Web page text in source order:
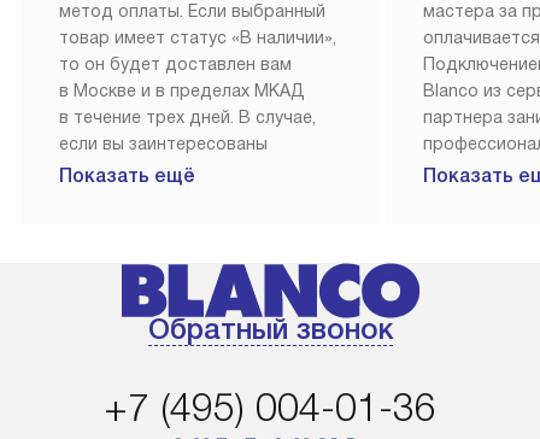
метод оплаты. Если выбранный
товар имеет статус «В наличии»,
то он будет доставлен вам
в Москве и в пределах МКАД
в течение трех дней. В случае,
если вы заинтересованы
в товаре, который доступен
менеджером на сайте. Товары
с особым лейблом
доставляются бесплатно
аксессуаров не предусмотрена.
Показать ещё
мастера за
Blanco из
партнера
Наш сервис
возможные
Показать
Обратный звонок
+7 (495) 004-01-36